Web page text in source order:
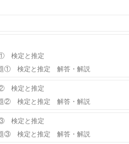
検定と推定
① 検定と推定 解答・解説
検定と推定
② 検定と推定 解答・解説
検定と推定
③ 検定と推定 解答・解説